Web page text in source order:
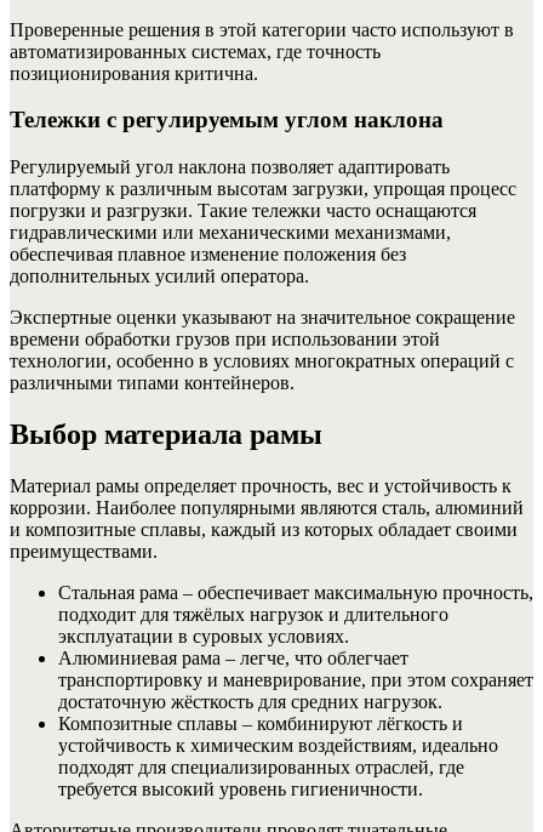
Проверенные решения в этой категории часто используют в
автоматизированных системах, где точность
позиционирования критична.
Тележки с регулируемым углом наклона
Регулируемый угол наклона позволяет адаптировать
платформу к различным высотам загрузки, упрощая процесс
погрузки и разгрузки. Такие тележки часто оснащаются
гидравлическими или механическими механизмами,
обеспечивая плавное изменение положения без
дополнительных усилий оператора.
Экспертные оценки указывают на значительное сокращение
времени обработки грузов при использовании этой
технологии, особенно в условиях многократных операций с
различными типами контейнеров.
Выбор материала рамы
Материал рамы определяет прочность, вес и устойчивость к
коррозии. Наиболее популярными являются сталь, алюминий
и композитные сплавы, каждый из которых обладает своими
преимуществами.
Стальная рама – обеспечивает максимальную прочность,
подходит для тяжёлых нагрузок и длительного
эксплуатации в суровых условиях.
Алюминиевая рама – легче, что облегчает
транспортировку и маневрирование, при этом сохраняет
достаточную жёсткость для средних нагрузок.
Композитные сплавы – комбинируют лёгкость и
устойчивость к химическим воздействиям, идеально
подходят для специализированных отраслей, где
требуется высокий уровень гигиеничности.